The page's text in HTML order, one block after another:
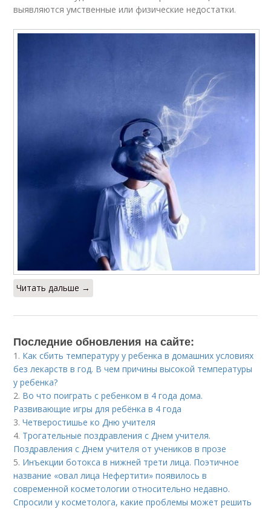
выявляются умственные или физические недостатки.
Читать дальше →
Последние обновления на сайте:
1. Как сбить температуру у ребенка в домашних условиях
без лекарств в год. В чем причины высокой температуры
у ребенка?
2. Во что поиграть с ребенком в 4 года дома.
Развивающие игры для ребёнка в 4 года
3.Четверостишье ко Дню учителя
4. Трогательные поздравления с Днем учителя.
Поздравления с Днем учителя от учеников в прозе
5. Инъекции ботокса в нижней трети лица. Поэтичное
название «овал лица Нефертити» появилось в
современной косметологии относительно недавно.
Спросили у косметолога, какие проблемы может решить